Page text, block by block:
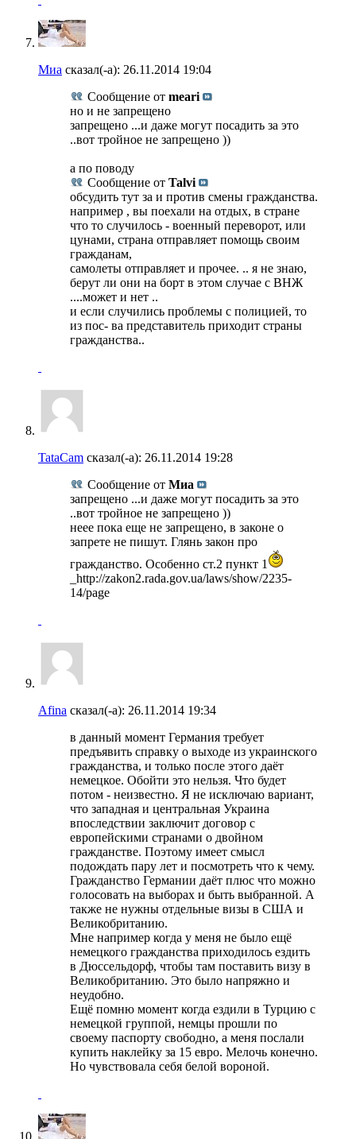
Миа сказал(-а): 26.11.2014 19:04
Сообщение от meari
но и не запрещено
запрещено ...и даже могут посадить за это
..вот тройное не запрещено ))
а по поводу
Сообщение от Talvi
обсудить тут за и против смены гражданства.
например , вы поехали на отдых, в стране
что то случилось - военный переворот, или
цунами, страна отправляет помощь своим
гражданам,
самолеты отправляет и прочее. .. я не знаю,
берут ли они на борт в этом случае с ВНЖ
....может и нет ..
и если случились проблемы с полицией, то
из пос- ва представитель приходит страны
гражданства..
TataCam сказал(-а): 26.11.2014 19:28
Сообщение от Миа
запрещено ...и даже могут посадить за это
..вот тройное не запрещено ))
неее пока еще не запрещено, в законе о
запрете не пишут. Глянь закон про
гражданство. Особенно ст.2 пункт 1
_http://zakon2.rada.gov.ua/laws/show/2235-
14/page
Afina сказал(-а): 26.11.2014 19:34
в данный момент Германия требует
предъявить справку о выходе из украинского
гражданства, и только после этого даёт
немецкое. Обойти это нельзя. Что будет
потом - неизвестно. Я не исключаю вариант,
что западная и центральная Украина
впоследствии заключит договор с
европейскими странами о двойном
гражданстве. Поэтому имеет смысл
подождать пару лет и посмотреть что к чему.
Гражданство Германии даёт плюс что можно
голосовать на выборах и быть выбранной. А
также не нужны отдельные визы в США и
Великобританию.
Мне например когда у меня не было ещё
немецкого гражданства приходилось ездить
в Дюссельдорф, чтобы там поставить визу в
Великобританию. Это было напряжно и
неудобно.
Ещё помню момент когда ездили в Турцию с
немецкой группой, немцы прошли по
своему паспорту свободно, а меня послали
купить наклейку за 15 евро. Мелочь конечно.
Но чувствовала себя белой вороной.